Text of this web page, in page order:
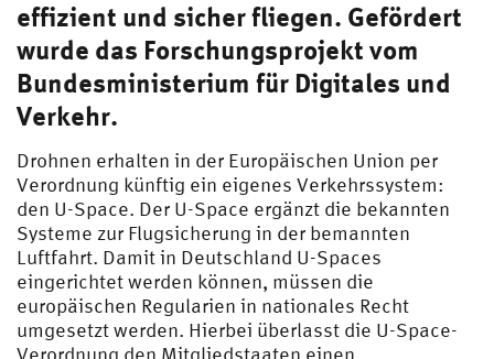
effizient und sicher fliegen. Gefördert
wurde das Forschungsprojekt vom
Bundesministerium für Digitales und
Verkehr.
Drohnen erhalten in der Europäischen Union per
Verordnung künftig ein eigenes Verkehrssystem:
den U-Space. Der U-Space ergänzt die bekannten
Systeme zur Flugsicherung in der bemannten
Luftfahrt. Damit in Deutschland U-Spaces
eingerichtet werden können, müssen die
europäischen Regularien in nationales Recht
umgesetzt werden. Hierbei überlasst die U-Space-
Verordnung den Mitgliedstaaten einen